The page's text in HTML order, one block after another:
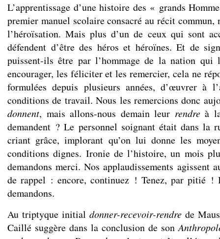
L’apprentissage d’une histoire des « grands
premier manuel scolaire consacré au récit commun,
l’héroïsation. Mais plus d’un de ceux qui sont
défendent d’être des héros et héroïnes. Et de
puissent-ils être par l’hommage de la nation qui
encourager, les féliciter et les remercier, cela ne
formulées depuis plusieurs années, d’œuvrer à
conditions de travail. Nous les remercions donc
donnent, mais allons-nous demain leur rendreà la
demandent ? Le personnel soignant était dans la
criant grâce, implorant qu’on lui donne les
conditions dignes. Ironie de l’histoire, un mois
demandons merci. Nos applaudissements agissent
de rappel : encore, continuez ! Tenez, par pitié !
demandons.
Au triptyque initial donner-recevoir-rendre de
Caillé suggère dans la conclusion de son